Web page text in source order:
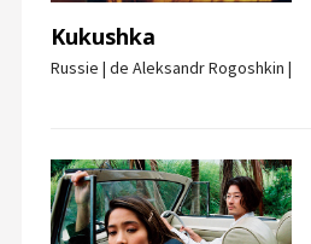
Kukushka
Russie | de Aleksandr Rogoshkin |